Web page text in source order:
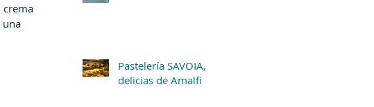
crema
una
Pastelería SAVOIA,
delicias de Amalfi